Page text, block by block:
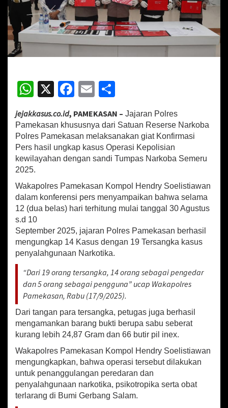
T
m
p
a
s
m
e
u
2
0
5
,
l
r
e
P
a
e
a
s
a
U
n
g
a
p
1
4
K
W
h
at
sA
p
p
X
Fa
b
o
o
E
ai
l
ar
e
jejakkasus.co.id, PAMEKASAN – Jajaran Polres
Pamekasan khususnya dari Satuan Reserse Narkoba
Polres Pamekasan melaksanakan giat Konfirmasi
Pers hasil ungkap kasus Operasi Kepolisian
kewilayahan dengan sandi Tumpas Narkoba Semeru
2025.
Wakapolres Pamekasan Kompol Hendry Soelistiawan
dalam konferensi pers menyampaikan bahwa selama
12 (dua belas) hari terhitung mulai tanggal 30 Agustus
s.d 10
September 2025, jajaran Polres Pamekasan berhasil
mengungkap 14 Kasus dengan 19 Tersangka kasus
penyalahgunaan Narkotika.
“Dari 19 orang tersangka, 14 orang sebagai pengedar
dan 5 orang sebagai pengguna” ucap Wakapolres
Pamekasan, Rabu (17/9/2025).
Dari tangan para tersangka, petugas juga berhasil
mengamankan barang bukti berupa sabu seberat
kurang lebih 24,87 Gram dan 66 butir pil inex.
Wakapolres Pamekasan Kompol Hendry Soelistiawan
mengungkapkan, bahwa operasi tersebut dilakukan
untuk penanggulangan peredaran dan
penyalahgunaan narkotika, psikotropika serta obat
terlarang di Bumi Gerbang Salam.